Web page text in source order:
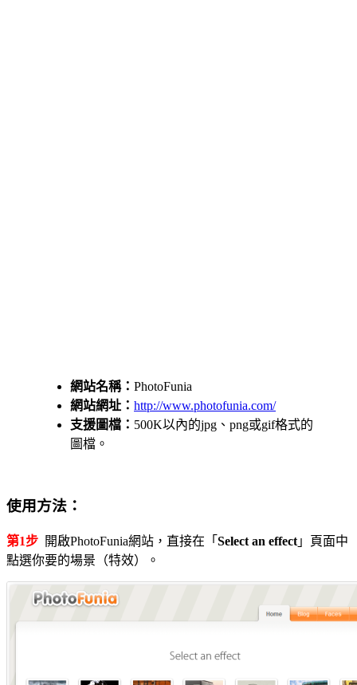
網站名稱： PhotoFunia
網站網址： http://www.photofunia.com/
支援圖檔： 500K以內的jpg、png或gif格式的
圖檔。
使用方法：
第1步 開啟PhotoFunia網站，直接在「 Select an effect 」頁面中
點選你要的場景（特效）。